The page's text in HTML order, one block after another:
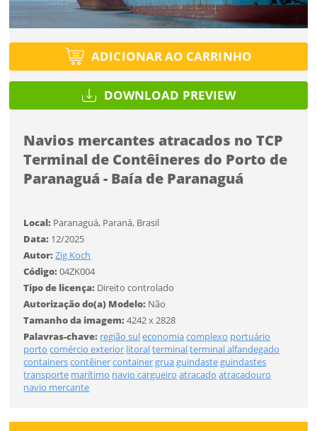
ADICIONAR AO CARRINHO
DOWNLOAD PREVIEW
Navios mercantes atracados no TCP
Terminal de Contêineres do Porto de
Paranaguá - Baía de Paranaguá
Local: Paranaguá, Paraná, Brasil
Data: 12/2025
Autor:Zig Koch
Código:04ZK004
Tipo de licença: Direito controlado
Autorização do(a) Modelo: Não
Tamanho da imagem:4242 x 2828
Palavras-chave: região suleconomiacomplexo portuário
porto comércio exterior litoralterminalterminal alfandegado
containerscontêinercontainer grua guindaste guindastes
transporte marítimo navio cargueiro atracado atracadouro
navio mercante
Tipo de projeto
Formato
Tamanho
Título do projeto
Tipo de projeto
Selecione
Formato
Tamanho
FINALIZAR
Esqueci a senha
ENTRAR
Você ainda não tem conta?
CADASTRE-SE
ENTRAR
Desejo receber novidades sobre a Pulsar Imagens
Li e concordo com os Termos de Uso do site
CADASTRAR
Tipo de projeto
Selecione
Tamanho